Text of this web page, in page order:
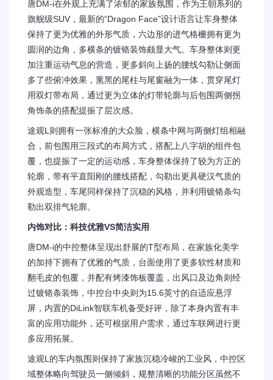
唐DM-i在外观上充满了浓郁的家族氛围，作为王朝系列的
旗舰级SUV，最新的“Dragon Face”设计语言让车身整体
保持了更为优雅的外形气质，六边形的进气格栅拥有更为
圆润的边角，多横条的镀铬装饰颇显大气。车身整体则更
加注重运动气息的营造，更多斜向上扬的腰线勾勒让侧面
多了些俯冲效果，熏黑的尾柱与尾窗融为一体，贯穿尾灯
用双灯带布局，通过更为立体的灯带轮廓与后包围两侧拐
角饰条的搭配提振了层次感。
途观L则拥有一张标准的大众脸，横条中网与两侧灯组相融
合，前包围用三段式的布局方式，搭配上八字胡的组件包
覆，也提振了一定的运动感，车身整体保持了较为方正的
轮廓，带有平直阳刚的腰线搭配，勾勒出更具硬汉气质的
外观造型，车尾同样保持了沉稳的风格，并利用镀铬条勾
勒出双排气轮廓。
内饰对比：科技优雅VS简洁实用
唐DM-i的中控整体呈现出舒展的T型布局，在家族化美学
的加持下拥有了优雅的气质，台面使用了更多软性材质和
翻毛皮的包覆，并配有烤漆饰板覆盖，出风口及边角则经
过镀铬条装饰，中控台中央则为15.6英寸的自适应悬浮
屏，内置的DiLink智联车机备受好评，除了本身内置有丰
富的应用功能外，还可根据用户需求，通过车联网进行更
多应用拓展。
途观L的车内氛围则保持了家族沉稳冷峻的工业风，中控区
域整体略向驾驶员一侧倾斜，规整清晰的功能分区虽然不